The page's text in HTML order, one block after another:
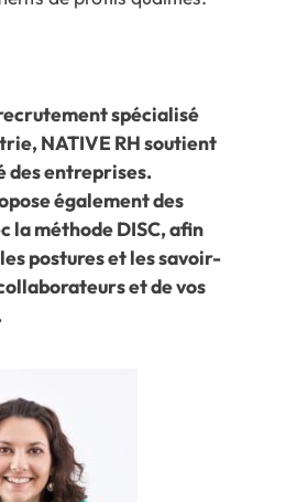
spécialisé
NATIVE RH soutient
des entreprises.
également des
la méthode DISC, afin
postures et les savoir-
et de vos